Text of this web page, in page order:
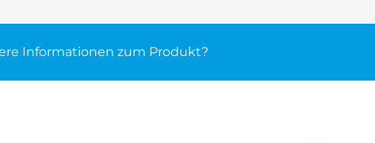
Informationen zum Produkt?